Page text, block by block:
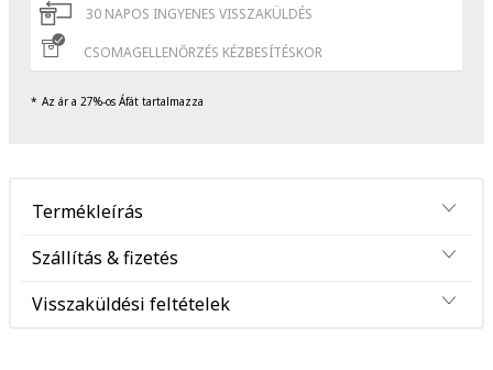
30 NAPOS INGYENES VISSZAKÜLDÉS
CSOMAGELLENŐRZÉS KÉZBESÍTÉSKOR
Az ár a 27%-os Áfát tartalmazza
Termékleírás
Szállítás & fizetés
Visszaküldési feltételek